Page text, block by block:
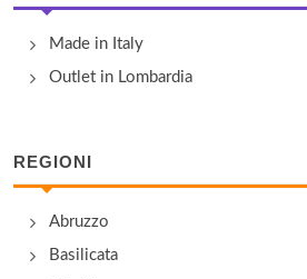
E.G.O. Project
via Vincenzo Brasini 5, Carpinello
Made in Italy
Outlet in Lombardia
REGIONI
Abruzzo
Basilicata